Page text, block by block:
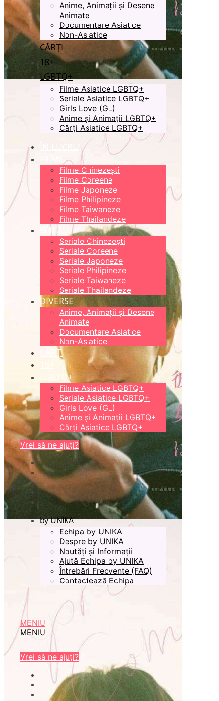
Anime, Animații și Desene
Animate
Documentare Asiatice
Non-Asiatice
CĂRȚI
18+
LGBTQ+
Filme Asiatice LGBTQ+
Seriale Asiatice LGBTQ+
Girls Love (GL)
Anime și Animații LGBTQ+
Cărți Asiatice LGBTQ+
Filme Chinezești
Filme Coreene
Filme Japoneze
Filme Philipineze
Filme Taiwaneze
Filme Thailandeze
SERIALE
Seriale Chinezești
Seriale Coreene
Seriale Japoneze
Seriale Philipineze
Seriale Taiwaneze
Seriale Thailandeze
DIVERSE
Anime, Animații și Desene
Animate
Documentare Asiatice
Non-Asiatice
CĂRȚI
18+
LGBTQ+
Filme Asiatice LGBTQ+
Seriale Asiatice LGBTQ+
Girls Love (GL)
Anime și Animații LGBTQ+
Cărți Asiatice LGBTQ+
Vrei să ne ajuți?
by UNIKA
Echipa by UNIKA
Despre by UNIKA
Noutăți și Informații
Ajută Echipa by UNIKA
Întrebări Frecvente (FAQ)
Contactează Echipa
MENIU
MENIU
Vrei să ne ajuți?